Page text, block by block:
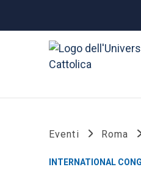
Eventi Roma
INTERNATIONAL